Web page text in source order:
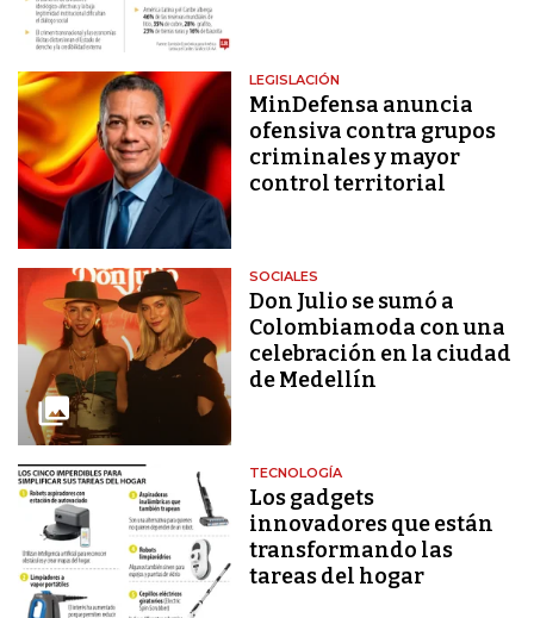
LEGISLACIÓN
MinDefensa anuncia
ofensiva contra grupos
criminales y mayor
control territorial
SOCIALES
Don Julio se sumó a
Colombiamoda con una
celebración en la ciudad
de Medellín
TECNOLOGÍA
Los gadgets
innovadores que están
transformando las
tareas del hogar